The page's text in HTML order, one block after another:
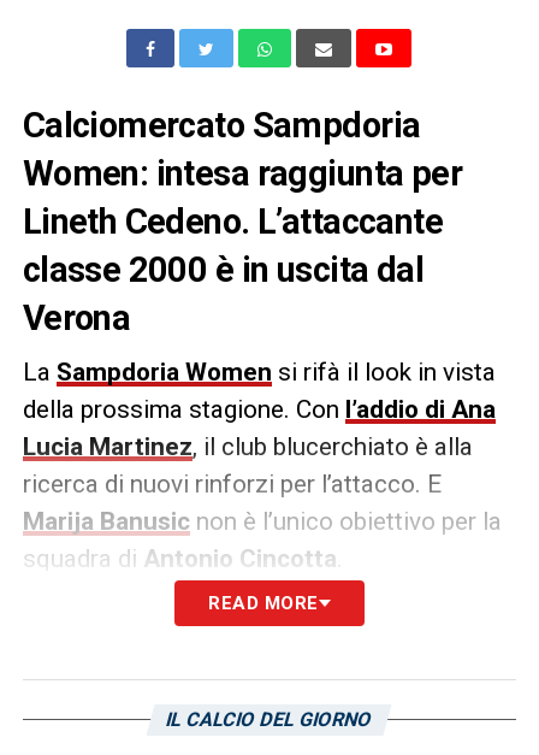
Calciomercato Sampdoria
Women: intesa raggiunta per
Lineth Cedeno. L’attaccante
classe 2000 è in uscita dal
Verona
La Sampdoria Women si rifà il look in vista
della prossima stagione. Con l’addio di Ana
Lucia Martinez, il club blucerchiato è alla
ricerca di nuovi rinforzi per l’attacco. E
Marija Banusicnon è l’unico obiettivo per la
squadra di Antonio Cincotta
Come raccolto dalla redazione di
bomber panamense classe 2000 è in uscita
READ MORE
IL CALCIO DEL GIORNO